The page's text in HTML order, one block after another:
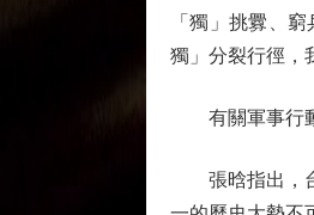
「獨」挑釁、
獨」分裂行徑，
有關軍事行
張晗指出，台